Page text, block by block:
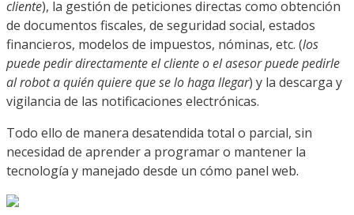
cliente), la gestión de peticiones directas como obtención
de documentos fiscales, de seguridad social, estados
financieros, modelos de impuestos, nóminas, etc. (los
puede pedir directamente el cliente o el asesor puede pedirle
al robot a quién quiere que se lo haga llegar) y la descarga y
vigilancia de las notificaciones electrónicas.
Todo ello de manera desatendida total o parcial, sin
necesidad de aprender a programar o mantener la
tecnología y manejado desde un cómo panel web.